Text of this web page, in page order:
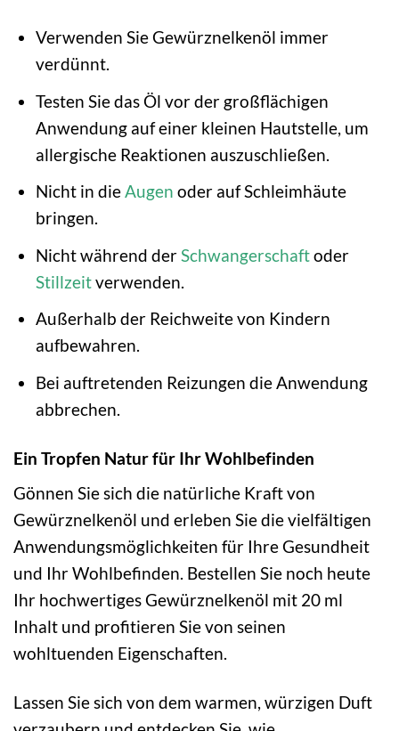
Verwenden Sie Gewürznelkenöl immer
verdünnt.
Testen Sie das Öl vor der großflächigen
Anwendung auf einer kleinen Hautstelle, um
allergische Reaktionen auszuschließen.
Nicht in dieAugen oder auf Schleimhäute
bringen.
Nicht während derSchwangerschaftoder
Stillzeitverwenden.
Außerhalb der Reichweite von Kindern
aufbewahren.
Bei auftretenden Reizungen die Anwendung
abbrechen.
Ein Tropfen Natur für Ihr Wohlbefinden
Gönnen Sie sich die natürliche Kraft von
Gewürznelkenöl und erleben Sie die vielfältigen
Anwendungsmöglichkeiten für Ihre Gesundheit
und Ihr Wohlbefinden. Bestellen Sie noch heute
Ihr hochwertiges Gewürznelkenöl mit 20 ml
Inhalt und profitieren Sie von seinen
wohltuenden Eigenschaften.
Lassen Sie sich von dem warmen, würzigen Duft